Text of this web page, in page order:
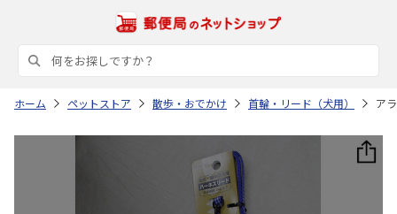
ホーム ペットストア 散歩・おでかけ 首輪・リード（犬用） ア